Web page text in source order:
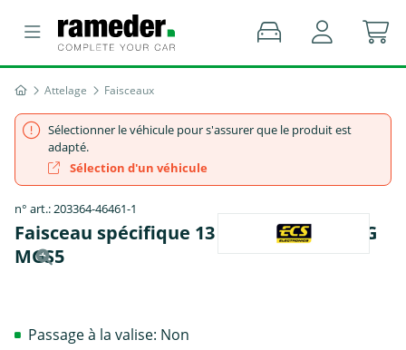
Attelage Faisceaux
Sélectionner le véhicule pour s'assurer que le produit est
adapté.
Sélection d'un véhicule
n° art.: 203364-46461-1
Faisceau spécifique 13 broches, ECS - MG
MGS5
Passage à la valise: Non